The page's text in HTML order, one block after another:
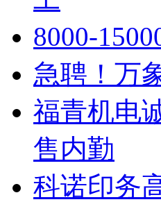
8000-
急聘！万
福青机电
售内勤
科诺印务